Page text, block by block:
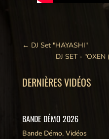
← DJ Set "HAYASHI"
DJ SET -
DERNIÈRES VIDÉOS
BANDE DÉMO 2026
Bande Démo, Vidéos